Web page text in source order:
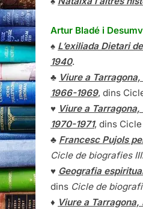
Artur Bladé i
♠ L’exiliada Dietari
1940.
♣ Viure a Tarragona,
1966-1969, dins
♥ Viure a Tarragona,
1970-1971, dins
♣ Francesc Pujols
Cicle de biografies III.
♥ Geografia
dins Cicle de
♦ Viure a Tarragona,